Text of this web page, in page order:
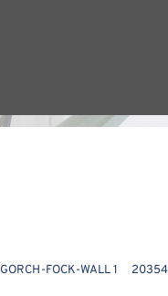
GORCH-FOCK-WALL 1